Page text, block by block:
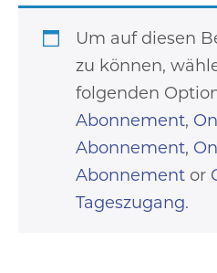
Um auf diesen
zu können,
folgenden
Abonnement,
Abonnement,
Abonnement or
Tageszugang.